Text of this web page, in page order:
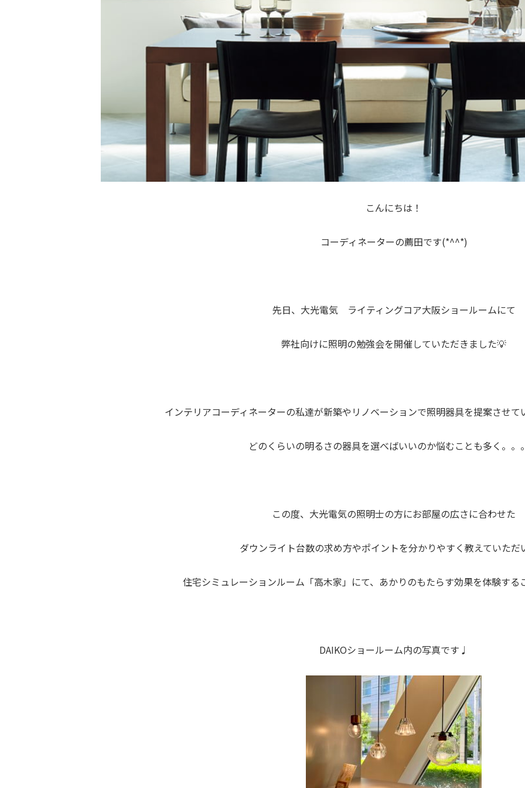
こんにちは！
コーディネーターの薦田です(*^^*)
先日、大光電気 ライティングコア大阪ショールームにて
弊社向けに照明の勉強会を開催していただきました💡
インテリアコーディネーターの私達が新築やリノベーションで照明器具を提案させて
どのくらいの明るさの器具を選べばいいのか悩むことも多く。。
この度、大光電気の照明士の方にお部屋の広さに合わせた
ダウンライト台数の求め方やポイントを分かりやすく教えていただ
住宅シミュレーションルーム「高木家」にて、あかりのもたらす効果を体験する
DAIKOショールーム内の写真です♩